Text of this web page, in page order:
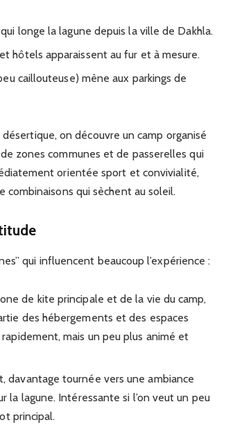
longe la lagune depuis la ville de Dakhla.
hôtels apparaissent au fur et à mesure.
caillouteuse) mène aux parkings de
on découvre un camp organisé
zones communes et de passerelles qui
orientée sport et convivialité,
qui sèchent au soleil.
qui influencent beaucoup l’expérience :
de kite principale et de la vie du camp,
des hébergements et des espaces
mais un peu plus animé et
davantage tournée vers une ambiance
la lagune. Intéressante si l’on veut un peu
principal.